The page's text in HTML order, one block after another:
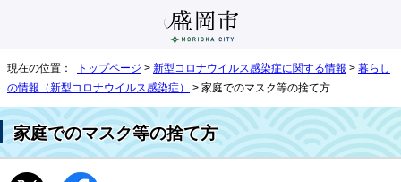
現在の位置： トップページ > 新型コロナウイルス感染症に関する情報 > 暮らし
の情報（新型コロナウイルス感染症）
> 家庭でのマスク等の捨て方
家庭でのマスク等の捨て方